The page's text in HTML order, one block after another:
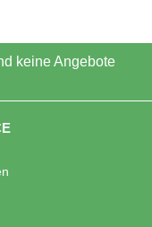
keine Angebote